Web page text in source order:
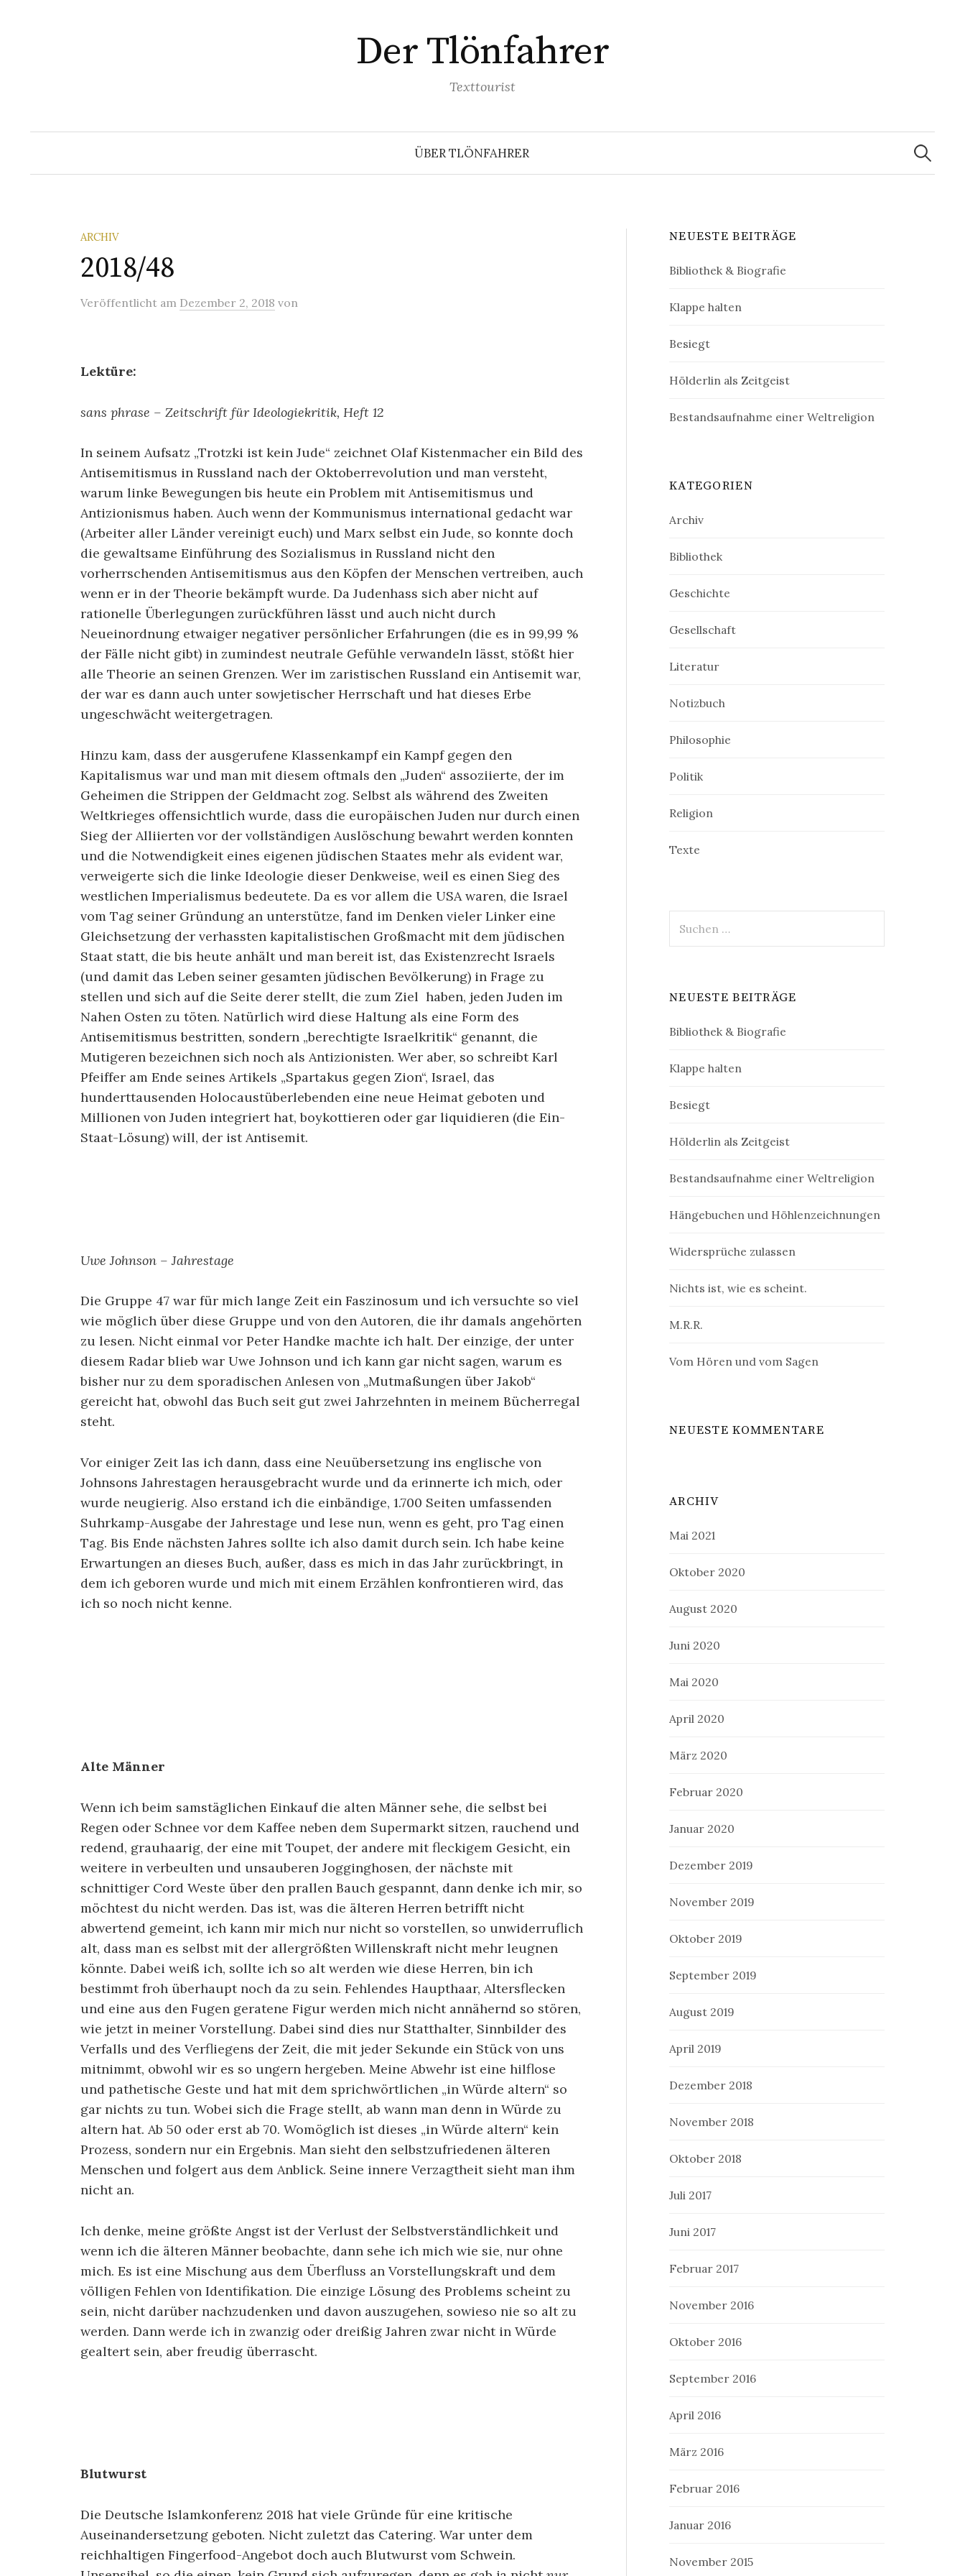
Der Tlönfahrer
Texttourist
ÜBER TLÖNFAHRER
Suchen
nach:
ARCHIV
2018/48
Veröffentlicht am Dezember 2, 2018 von
Lektüre:
sans phrase – Zeitschrift für Ideologiekritik, Heft 12
In seinem Aufsatz „Trotzki ist kein Jude“ zeichnet Olaf Kistenmacher ein Bild des
Antisemitismus in Russland nach der Oktoberrevolution und man versteht,
warum linke Bewegungen bis heute ein Problem mit Antisemitismus und
Antizionismus haben. Auch wenn der Kommunismus international gedacht war
(Arbeiter aller Länder vereinigt euch) und Marx selbst ein Jude, so konnte doch
die gewaltsame Einführung des Sozialismus in Russland nicht den
vorherrschenden Antisemitismus aus den Köpfen der Menschen vertreiben, auch
wenn er in der Theorie bekämpft wurde. Da Judenhass sich aber nicht auf
rationelle Überlegungen zurückführen lässt und auch nicht durch
Neueinordnung etwaiger negativer persönlicher Erfahrungen (die es in 99,99 %
der Fälle nicht gibt) in zumindest neutrale Gefühle verwandeln lässt, stößt hier
alle Theorie an seinen Grenzen. Wer im zaristischen Russland ein Antisemit war,
der war es dann auch unter sowjetischer Herrschaft und hat dieses Erbe
ungeschwächt weitergetragen.
Hinzu kam, dass der ausgerufene Klassenkampf ein Kampf gegen den
Kapitalismus war und man mit diesem oftmals den „Juden“ assoziierte, der im
Geheimen die Strippen der Geldmacht zog. Selbst als während des Zweiten
Weltkrieges offensichtlich wurde, dass die europäischen Juden nur durch einen
Sieg der Alliierten vor der vollständigen Auslöschung bewahrt werden konnten
und die Notwendigkeit eines eigenen jüdischen Staates mehr als evident war,
verweigerte sich die linke Ideologie dieser Denkweise, weil es einen Sieg des
westlichen Imperialismus bedeutete. Da es vor allem die USA waren, die Israel
vom Tag seiner Gründung an unterstütze, fand im Denken vieler Linker eine
Gleichsetzung der verhassten kapitalistischen Großmacht mit dem jüdischen
Staat statt, die bis heute anhält und man bereit ist, das Existenzrecht Israels
(und damit das Leben seiner gesamten jüdischen Bevölkerung) in Frage zu
stellen und sich auf die Seite derer stellt, die zum Ziel haben, jeden Juden im
Nahen Osten zu töten. Natürlich wird diese Haltung als eine Form des
Antisemitismus bestritten, sondern „berechtigte Israelkritik“ genannt, die
Mutigeren bezeichnen sich noch als Antizionisten. Wer aber, so schreibt Karl
Pfeiffer am Ende seines Artikels „Spartakus gegen Zion“, Israel, das
hunderttausenden Holocaustüberlebenden eine neue Heimat geboten und
Millionen von Juden integriert hat, boykottieren oder gar liquidieren (die Ein-
Staat-Lösung) will, der ist Antisemit.
Uwe Johnson – Jahrestage
Die Gruppe 47 war für mich lange Zeit ein Faszinosum und ich versuchte so viel
wie möglich über diese Gruppe und von den Autoren, die ihr damals angehörten
zu lesen. Nicht einmal vor Peter Handke machte ich halt. Der einzige, der unter
diesem Radar blieb war Uwe Johnson und ich kann gar nicht sagen, warum es
bisher nur zu dem sporadischen Anlesen von „Mutmaßungen über Jakob“
gereicht hat, obwohl das Buch seit gut zwei Jahrzehnten in meinem Bücherregal
steht.
Vor einiger Zeit las ich dann, dass eine Neuübersetzung ins englische von
Johnsons Jahrestagen herausgebracht wurde und da erinnerte ich mich, oder
wurde neugierig. Also erstand ich die einbändige, 1.700 Seiten umfassenden
Suhrkamp-Ausgabe der Jahrestage und lese nun, wenn es geht, pro Tag einen
Tag. Bis Ende nächsten Jahres sollte ich also damit durch sein. Ich habe keine
Erwartungen an dieses Buch, außer, dass es mich in das Jahr zurückbringt, in
dem ich geboren wurde und mich mit einem Erzählen konfrontieren wird, das
ich so noch nicht kenne.
Alte Männer
Wenn ich beim samstäglichen Einkauf die alten Männer sehe, die selbst bei
Regen oder Schnee vor dem Kaffee neben dem Supermarkt sitzen, rauchend und
redend, grauhaarig, der eine mit Toupet, der andere mit fleckigem Gesicht, ein
weitere in verbeulten und unsauberen Jogginghosen, der nächste mit
schnittiger Cord Weste über den prallen Bauch gespannt, dann denke ich mir, so
möchtest du nicht werden. Das ist, was die älteren Herren betrifft nicht
abwertend gemeint, ich kann mir mich nur nicht so vorstellen, so unwiderruflich
alt, dass man es selbst mit der allergrößten Willenskraft nicht mehr leugnen
könnte. Dabei weiß ich, sollte ich so alt werden wie diese Herren, bin ich
bestimmt froh überhaupt noch da zu sein. Fehlendes Haupthaar, Altersflecken
und eine aus den Fugen geratene Figur werden mich nicht annähernd so stören,
wie jetzt in meiner Vorstellung. Dabei sind dies nur Statthalter, Sinnbilder des
Verfalls und des Verfliegens der Zeit, die mit jeder Sekunde ein Stück von uns
mitnimmt, obwohl wir es so ungern hergeben. Meine Abwehr ist eine hilflose
und pathetische Geste und hat mit dem sprichwörtlichen „in Würde altern“ so
gar nichts zu tun. Wobei sich die Frage stellt, ab wann man denn in Würde zu
altern hat. Ab 50 oder erst ab 70. Womöglich ist dieses „in Würde altern“ kein
Prozess, sondern nur ein Ergebnis. Man sieht den selbstzufriedenen älteren
Menschen und folgert aus dem Anblick. Seine innere Verzagtheit sieht man ihm
nicht an.
Ich denke, meine größte Angst ist der Verlust der Selbstverständlichkeit und
wenn ich die älteren Männer beobachte, dann sehe ich mich wie sie, nur ohne
mich. Es ist eine Mischung aus dem Überfluss an Vorstellungskraft und dem
völligen Fehlen von Identifikation. Die einzige Lösung des Problems scheint zu
sein, nicht darüber nachzudenken und davon auszugehen, sowieso nie so alt zu
werden. Dann werde ich in zwanzig oder dreißig Jahren zwar nicht in Würde
gealtert sein, aber freudig überrascht.
Blutwurst
Die Deutsche Islamkonferenz 2018 hat viele Gründe für eine kritische
Auseinandersetzung geboten. Nicht zuletzt das Catering. War unter dem
reichhaltigen Fingerfood-Angebot doch auch Blutwurst vom Schwein.
NEUESTE BEITRÄGE
Bibliothek & Biografie
Klappe halten
Besiegt
Hölderlin als Zeitgeist
Bestandsaufnahme einer Weltreligion
KATEGORIEN
Archiv
Bibliothek
Geschichte
Gesellschaft
Literatur
Notizbuch
Philosophie
Politik
Religion
Texte
nach:
NEUESTE BEITRÄGE
Bibliothek & Biografie
Klappe halten
Besiegt
Hölderlin als Zeitgeist
Bestandsaufnahme einer Weltreligion
Hängebuchen und Höhlenzeichnungen
Widersprüche zulassen
Nichts ist, wie es scheint.
M.R.R.
Vom Hören und vom Sagen
NEUESTE KOMMENTARE
ARCHIV
Mai 2021
Oktober 2020
August 2020
Juni 2020
Mai 2020
April 2020
März 2020
Februar 2020
Januar 2020
Dezember 2019
November 2019
Oktober 2019
September 2019
August 2019
April 2019
Dezember 2018
November 2018
Oktober 2018
Juli 2017
Juni 2017
Februar 2017
November 2016
Oktober 2016
September 2016
April 2016
März 2016
Februar 2016
Januar 2016
November 2015